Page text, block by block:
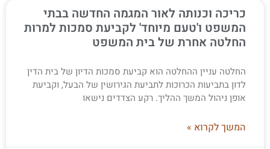
כריכה וכנותה לאור המגמה החדשה בבתי
המשפט ו'טעם מיוחד' לקביעת סמכות למרות
החלטה אחרת של בית המשפט
החלטה עניין ההחלטה הוא קביעת סמכות הדיון של בית הדין
לדון בתביעות הכרוכות לתביעת הגירושין של הבעל, וקביעת
אופן ניהול המשך ההליך. רקע הצדדים נישאו
המשך לקרוא »